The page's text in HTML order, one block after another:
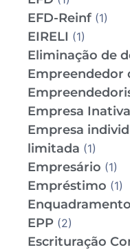
EFD-Reinf (1)
EIRELI (1)
Eliminação de
Empreendedor
Empresa Inativa
Empresa
limitada (1)
Empresário (1)
Empréstimo (1)
EPP (2)
Escrituração